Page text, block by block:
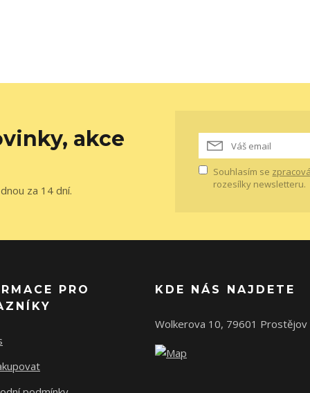
akce
za 14 dní.
Souhlasím se
rozesílky newsletteru.
PRO
KDE NÁS NAJDETE
Wolkerova 10, 79601 Prostějov